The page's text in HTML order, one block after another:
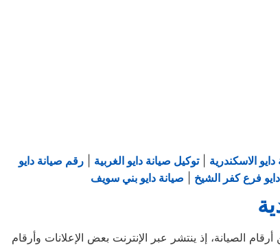
الاسكندرية |توكيل صيانة دايو الغربية
رقم صيانة دايو
فرع كفر الشيخ صيانة دايو بني سويف
الصيانة، إذ ينتشر عبر الإنترنت بعض الإعلانات وأرقام